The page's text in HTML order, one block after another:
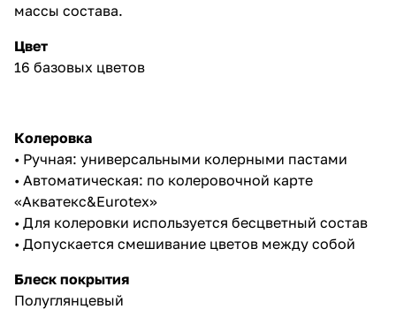
массы состава.
Цвет
16 базовых цветов
Колеровка
• Ручная: универсальными колерными пастами
• Автоматическая: по колеровочной карте
«Акватекс&Eurotex»
• Для колеровки используется бесцветный состав
• Допускается смешивание цветов между собой
Блеск покрытия
Полуглянцевый